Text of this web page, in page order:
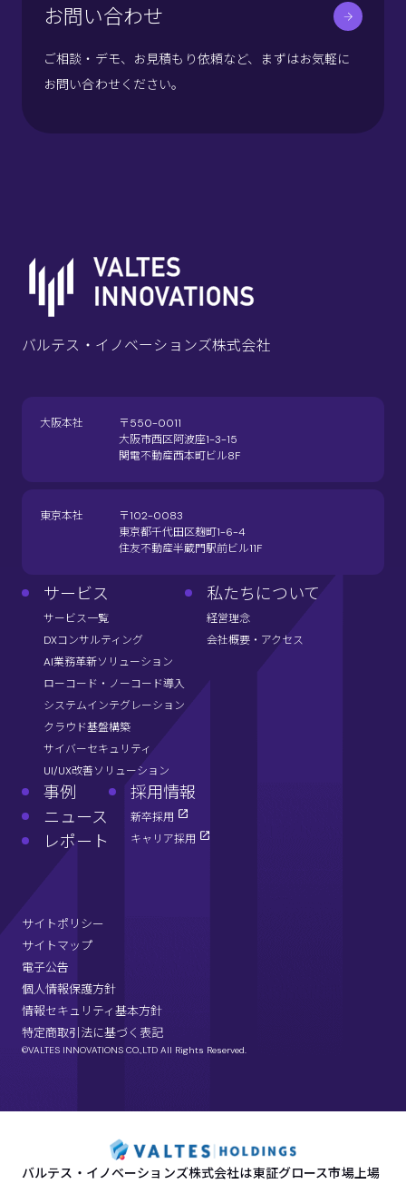
お問い合わせ
ご相談・デモ、お見積もり依頼など、まずはお気軽に
お問い合わせください。
バルテス・イノベーションズ株式会社
大阪本社
〒550-0011
大阪市西区阿波座1-3-15
関電不動産西本町ビル8F
東京本社
〒102-0083
東京都千代田区麹町1-6-4
住友不動産半蔵門駅前ビル11F
サービス
サービス一覧
DXコンサルティング
AI業務革新ソリューション
ローコード・ノーコード導入
システムインテグレーション
クラウド基盤構築
サイバーセキュリティ
UI/UX改善ソリューション
私たちについて
経営理念
会社概要・アクセス
事例
ニュース
レポート
採用情報
新卒採用
キャリア採用
サイトポリシー
サイトマップ
電子公告
個人情報保護方針
情報セキュリティ基本方針
特定商取引法に基づく表記
©VALTES INNOVATIONS CO.,LTD All Rights Reserved.
バルテス・イノベーションズ株式会社は東証グロース市場上場